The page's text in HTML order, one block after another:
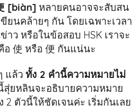
[biàn] หลายคนอาจจะสับสน
ยนคล้ายๆ กัน โดยเฉพาะเวลา
าว หรือในข้อสอบ HSK เราจะ
อ 使 หรือ 便 กันแน่นะ
แล้ว ทั้ง 2 คำนี้ความหมายไม่
สุ่ยหลินจะอธิบายความหมาย
2 ตัวนี้ให้ชัดเจนค่ะ เริ่มกันเลย